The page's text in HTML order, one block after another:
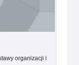
organizacji i